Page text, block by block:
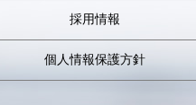
採用情報
個人情報保護方針